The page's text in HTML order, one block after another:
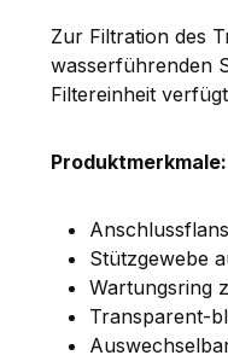
Zur Filtration des
wasserführenden
Filtereinheit
Produktmerkmale:
Stützgewebe
Wartungsring
Transparent-